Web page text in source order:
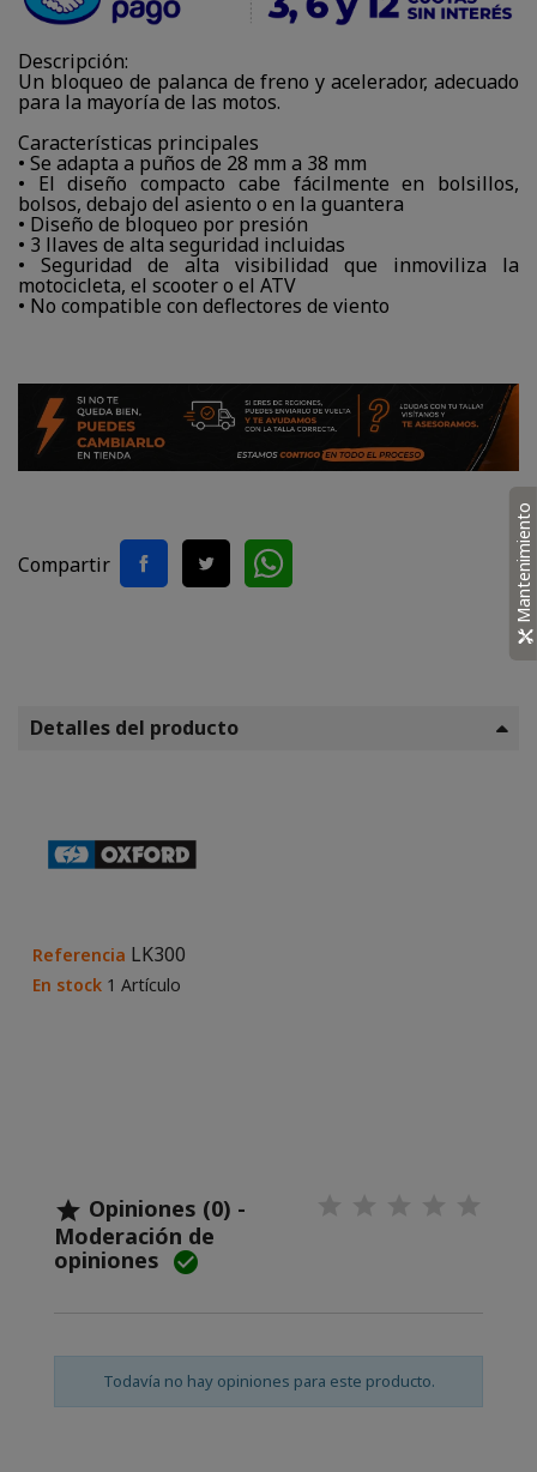
Descripción:
Un bloqueo de palanca de freno y acelerador, adecuado
para la mayoría de las motos.
Características principales
• Se adapta a puños de 28 mm a 38 mm
• El diseño compacto cabe fácilmente en bolsillos,
bolsos, debajo del asiento o en la guantera
• Diseño de bloqueo por presión
• 3 llaves de alta seguridad incluidas
• Seguridad de alta visibilidad que inmoviliza la
motocicleta, el scooter o el ATV
• No compatible con deflectores de viento
Compartir
Detalles del producto
Referencia LK300
En stock 1 Artículo
 Opiniones (0) -
Moderación de
opiniones 
Todavía no hay opiniones para este producto.
Mantenimiento